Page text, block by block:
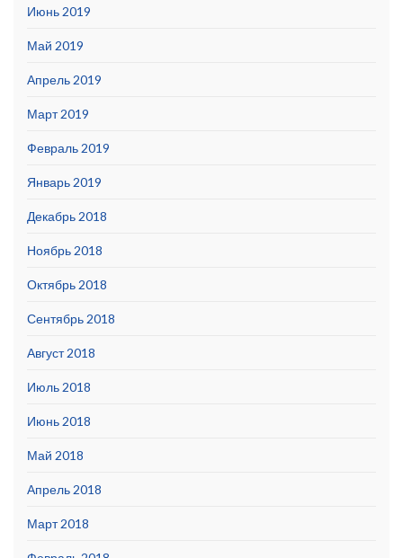
Июнь 2019
Май 2019
Апрель 2019
Март 2019
Февраль 2019
Январь 2019
Декабрь 2018
Ноябрь 2018
Октябрь 2018
Сентябрь 2018
Август 2018
Июль 2018
Июнь 2018
Май 2018
Апрель 2018
Март 2018